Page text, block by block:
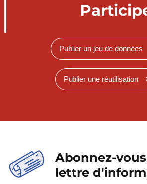
Publier un jeu de données
Publier une réutilisation
Abonnez-
lettre